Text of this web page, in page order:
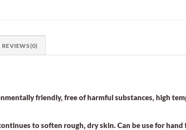
REVIEWS (0)
friendly, free of harmful substances, high
to soften rough, dry skin. Can be use for hand